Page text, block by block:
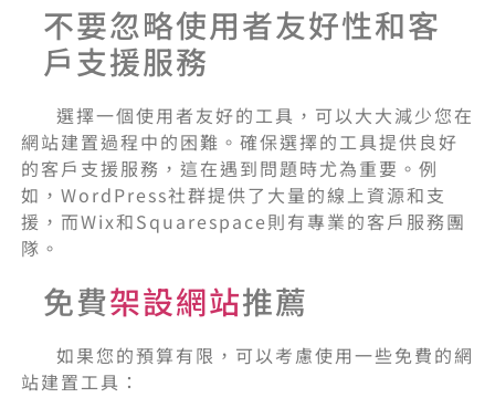
不要忽略使用者友好性和客
戶支援服務
選擇一個使用者友好的工具，可以大大減少您在
網站建置過程中的困難。確保選擇的工具提供良好
的客戶支援服務，這在遇到問題時尤為重要。例
如，WordPress社群提供了大量的線上資源和支
援，而Wix和Squarespace則有專業的客戶服務團
隊。
免費架設網站推薦
如果您的預算有限，可以考慮使用一些免費的網
站建置工具：